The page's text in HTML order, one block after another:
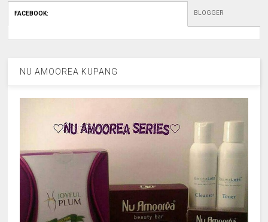
FACEBOOK: BLOGGER
NU AMOOREA KUPANG